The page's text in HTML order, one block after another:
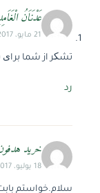
عَدْنَاَنُ
21 مايو، 2017 في 1:21 م
تشکر از شما برای
رد
خرید
18 يوليو، 2017 في 4:59 م
سلام.خواستم